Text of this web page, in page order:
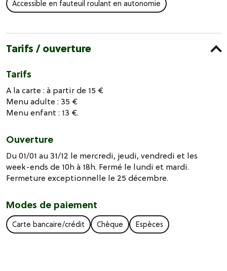
Accessible en fauteuil roulant en autonomie
Tarifs / ouverture
Tarifs
A la carte : à partir de 15 €
Menu adulte : 35 €
Menu enfant : 13 €.
Ouverture
Du 01/01 au 31/12 le mercredi, jeudi, vendredi et les
week-ends de 10h à 18h. Fermé le lundi et mardi.
Fermeture exceptionnelle le 25 décembre.
Modes de paiement
Carte bancaire/crédit Chèque Espèces